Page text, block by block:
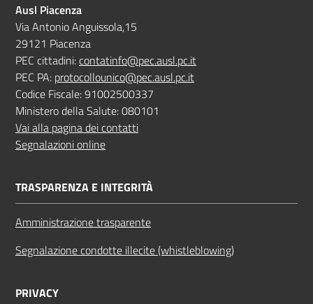
Ausl Piacenza
Via Antonio Anguissola,15
29121 Piacenza
PEC cittadini:contatinfo@pec.ausl.pc.it
PEC PA: protocollounico@pec.ausl.pc.it
Codice Fiscale: 91002500337
Ministero della Salute: 080101
Vai alla pagina dei contatti
Segnalazioni online
TRASPARENZA E INTEGRITÀ
Amministrazione trasparente
Segnalazione condotte illecite (whistleblowing)
PRIVACY